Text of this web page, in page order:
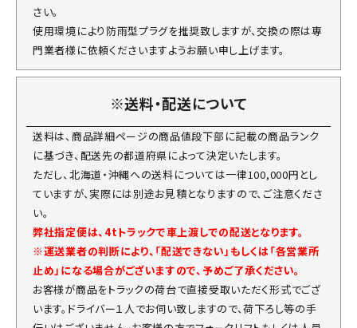
さい。
使用環境により防雨型プラグを推奨致しますが、交換の際は専
門業者様に依頼くださいますようお願い申し上げます。
※送料・配送について
送料は、商品詳細ページの商品値段下部に記載の商品ランク
に基づき、配送先の都道府県によって決定いたします。
ただし、北海道・沖縄への送料については一律100,000円とし
ていますが、実際には別途お見積となりますので、ご注意くださ
い。
弊社指定便は、4tトラックで車上渡しでの配送となります。
※運送業者の判断により、「配送できない」もしくは「各営業所
止め」になる場合がございますので、予めご了承ください。
お客様が商品をトラックの荷台で直接受取いただく形式でござ
います。ドライバー１人でお伺い致しますので、荷下ろし等の手